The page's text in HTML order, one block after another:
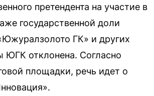
претендента на участие в
государственной доли
ГК» и других
ЮГК отклонена. Согласно
площадки, речь идет о